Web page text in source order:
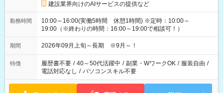
建設業界向けのAIサービスの提供など
勤務時間
10:00～16:00(実働5時間 休憩1時間) ※定時：10:00～
19:00（※終わりの時間：16:00～19:00で相談可！）
期間 2026年09月上旬～長期 ※9月～！
特徴 履歴書不要 / 40～50代活躍中 / 副業・WワークOK / 服装自由 /
電話対応なし / パソコンスキル不要